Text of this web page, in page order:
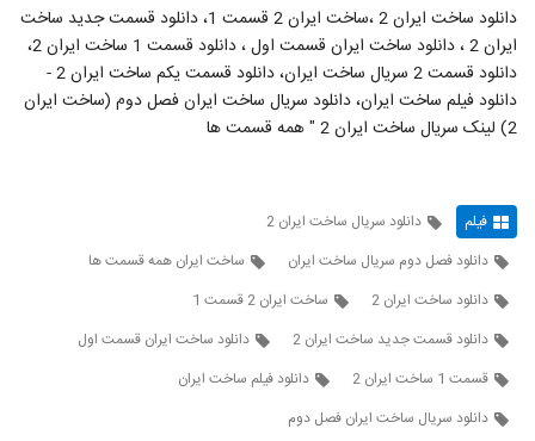
دانلود ساخت ایران 2 ،ساخت ایران 2 قسمت 1، دانلود قسمت جدید ساخت
ایران 2 ، دانلود ساخت ایران قسمت اول ، دانلود قسمت 1 ساخت ایران 2،
دانلود قسمت 2 سریال ساخت ایران، دانلود قسمت یکم ساخت ایران 2 -
دانلود فیلم ساخت ایران، دانلود سریال ساخت ایران فصل دوم (ساخت ایران
2) لینک سریال ساخت ایران 2 " همه قسمت ها
فیلم
دانلود سریال ساخت ایران 2
دانلود فصل دوم سریال ساخت ایران
ساخت ایران همه قسمت ها
دانلود ساخت ایران 2
ساخت ایران 2 قسمت 1
دانلود قسمت جدید ساخت ایران 2
دانلود ساخت ایران قسمت اول
قسمت 1 ساخت ایران 2
دانلود فیلم ساخت ایران
دانلود سریال ساخت ایران فصل دوم